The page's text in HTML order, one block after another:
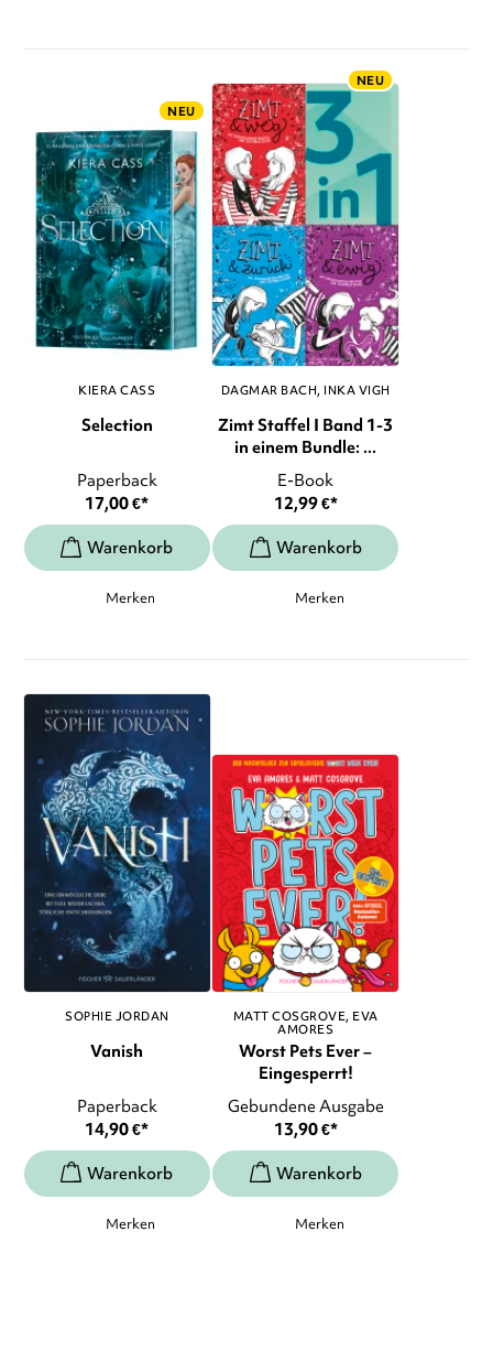
NEU
KIERA CASS
Selection
Paperback
17,00€*
Merken
NEU
DAGMAR BACH INKA VIGH
Zimt Staffel I Band 1-3
in einem Bundle: ...
E-Book
12,99€*
Merken
SOPHIE JORDAN
Vanish
Paperback
14,90€*
Merken
MATT COSGROVE EVA
AMORES
Worst Pets Ever –
Eingesperrt!
Gebundene Ausgabe
13,90€*
Merken